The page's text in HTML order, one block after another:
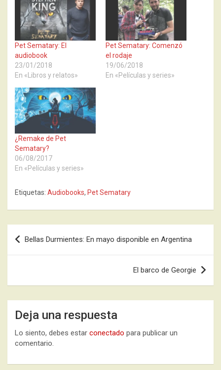
Pet Sematary: El
audiobook
23/01/2018
En «Libros y relatos»
Pet Sematary: Comenzó
el rodaje
19/06/2018
En «Películas y series»
¿Remake de Pet
Sematary?
06/08/2017
En «Películas y series»
Etiquetas: Audiobooks, Pet Sematary
Navegación
de
Bellas Durmientes: En mayo disponible en Argentina
El barco de Georgie
Deja una respuesta
Lo siento, debes estar conectado para publicar un
comentario.